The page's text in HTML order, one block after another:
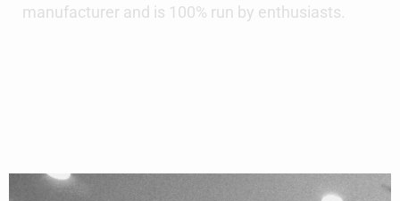
manufacturer and is 100% run by enthusiasts.